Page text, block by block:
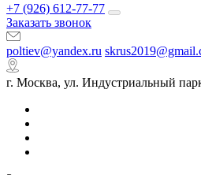
+7 (926) 612-77-77
Заказать звонок
poltiev@yandex.ru
г. Москва, ул. Индустриальный